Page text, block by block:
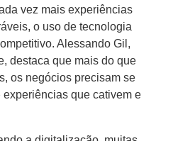
vez mais experiências
o uso de tecnologia
Alessando Gil,
destaca que mais do que
os negócios precisam se
que cativem e